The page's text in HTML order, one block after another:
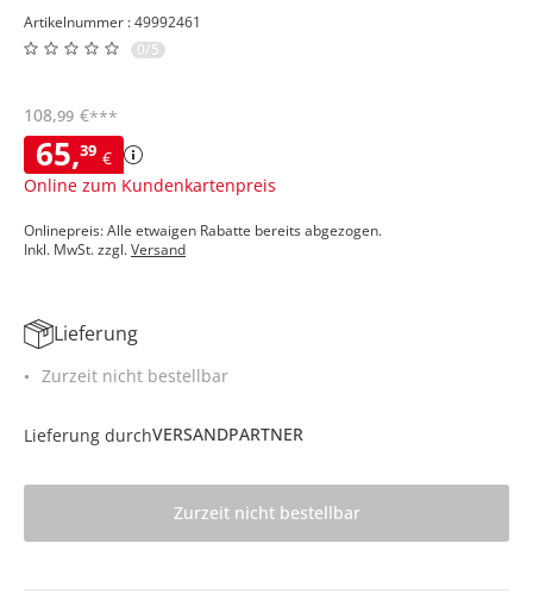
Artikelnummer : 49992461
0/5
65,39 €
Online zum Kundenkartenpreis
108,99 €***
Onlinepreis: Alle etwaigen Rabatte bereits abgezogen.
Inkl. MwSt. zzgl.Versand
Lieferung
Zurzeit nicht bestellbar
Lieferung durchVERSANDPARTNER
Zurzeit nicht bestellbar